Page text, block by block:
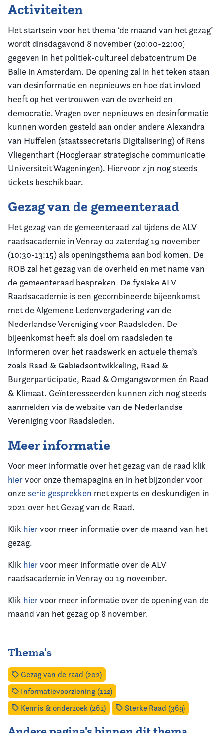
Activiteiten
Het startsein voor het thema ‘de maand van het gezag’
wordt dinsdagavond 8 november (20:00-22:00)
gegeven in het politiek-cultureel debatcentrum De
Balie in Amsterdam. De opening zal in het teken staan
van desinformatie en nepnieuws en hoe dat invloed
heeft op het vertrouwen van de overheid en
democratie. Vragen over nepnieuws en desinformatie
kunnen worden gesteld aan onder andere Alexandra
van Huffelen (staatssecretaris Digitalisering) of Rens
Vliegenthart (Hoogleraar strategische communicatie
Universiteit Wageningen). Hiervoor zijn nog steeds
tickets beschikbaar.
Gezag van de gemeenteraad
Het gezag van de gemeenteraad zal tijdens de ALV
raadsacademie in Venray op zaterdag 19 november
(10:30-13:15) als openingsthema aan bod komen. De
ROB zal het gezag van de overheid en met name van
de gemeenteraad bespreken. De fysieke ALV
Raadsacademie is een gecombineerde bijeenkomst
met de Algemene Ledenvergadering van de
Nederlandse Vereniging voor Raadsleden. De
bijeenkomst heeft als doel om raadsleden te
informeren over het raadswerk en actuele thema’s
zoals Raad & Gebiedsontwikkeling, Raad &
Burgerparticipatie, Raad & Omgangsvormen én Raad
& Klimaat. Geïnteresseerden kunnen zich nog steeds
aanmelden via de website van de Nederlandse
Vereniging voor Raadsleden.
Meer informatie
Voor meer informatie over het gezag van de raad klik
hiervoor onze themapagina en in het bijzonder voor
onze serie gesprekken met experts en deskundigen in
2021 over het Gezag van de Raad.
Klik hiervoor meer informatie over de maand van het
gezag.
Klik hiervoor meer informatie over de ALV
raadsacademie in Venray op 19 november.
Klik hiervoor meer informatie over de opening van de
maand van het gezag op 8 november.
Thema's
Gezag van de raad (202)
Informatievoorziening (112)
Kennis & onderzoek (261)
Sterke Raad (369)